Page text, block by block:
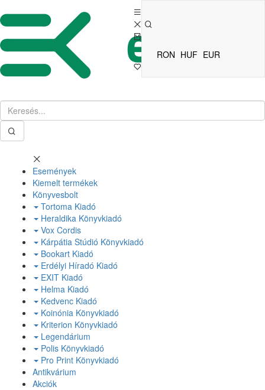
RON HUF EUR
Események
Kiemelt termékek
Könyvesbolt
Tortoma Kiadó
Heraldika Könyvkiadó
Vox Cordis
Kárpátia Stúdió Könyvkiadó
Bookart Kiadó
Erdélyi Híradó Kiadó
EXIT Kiadó
Helma Kiadó
Kedvenc Kiadó
Koinónia Könyvkiadó
Kriterion Könyvkiadó
Legendárium
Polis Könyvkiadó
Pro Print Könyvkiadó
Antikvárium
Akciók